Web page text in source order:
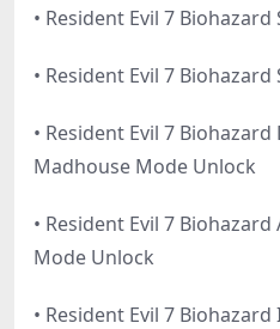
• Resident Evil 7 Biohazard
• Resident Evil 7 Biohazard
• Resident Evil 7
Madhouse Mode Unlock
• Resident Evil 7
Mode Unlock
• Resident Evil 7